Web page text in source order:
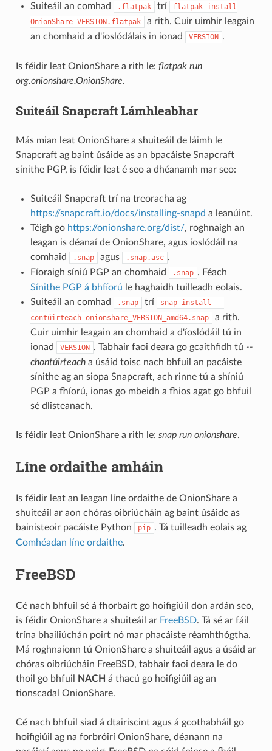
Suiteáil an comhad
.flatpak trí flatpak install
OnionShare-VERSION.flatpak
a rith. Cuir uimhir leagain
an chomhaid a d'íoslódálais in ionad
VERSION .
Is féidir leat OnionShare a rith le: flatpak run
org.onionshare.OnionShare.
Suiteáil Snapcraft Lámhleabhar
Más mian leat OnionShare a shuiteáil de láimh le
Snapcraft ag baint úsáide as an bpacáiste Snapcraft
sínithe PGP, is féidir leat é seo a dhéanamh mar seo:
Suiteáil Snapcraft trí na treoracha ag
https://snapcraft.io/docs/installing-snapd a leanúint.
Téigh go https://onionshare.org/dist/, roghnaigh an
leagan is déanaí de OnionShare, agus íoslódáil na
comhaid
.snap agus .snap.asc .
Fíoraigh síniú PGP an chomhaid
.snap . Féach
Sínithe PGP á bhfíorú le haghaidh tuilleadh eolais.
Suiteáil an comhad
.snap trí snap install
--
contúirteach onionshare_VERSION_amd64.snap
a rith.
Cuir uimhir leagain an chomhaid a d'íoslódáil tú in
ionad
VERSION . Tabhair faoi deara go gcaithfidh tú --
chontúirteacha úsáid toisc nach bhfuil an pacáiste
sínithe ag an siopa Snapcraft, ach rinne tú a shíniú
PGP a fhíorú, ionas go mbeidh a fhios agat go bhfuil
sé dlisteanach.
Is féidir leat OnionShare a rith le: snap run onionshare.
Líne ordaithe amháin
Is féidir leat an leagan líne ordaithe de OnionShare a
shuiteáil ar aon chóras oibriúcháin ag baint úsáide as
bainisteoir pacáiste Python
pip . Tá tuilleadh eolais ag
Comhéadan líne ordaithe.
FreeBSD
Cé nach bhfuil sé á fhorbairt go hoifigiúil don ardán seo,
is féidir OnionShare a shuiteáil ar FreeBSD. Tá sé ar fáil
trína bhailiúchán poirt nó mar phacáiste réamhthógtha.
Má roghnaíonn tú OnionShare a shuiteáil agus a úsáid ar
chóras oibriúcháin FreeBSD, tabhair faoi deara le do
thoil go bhfuil
NACH á thacú go hoifigiúil ag an
tionscadal OnionShare.
Cé nach bhfuil siad á dtairiscint agus á gcothabháil go
hoifigiúil ag na forbróirí OnionShare, déanann na